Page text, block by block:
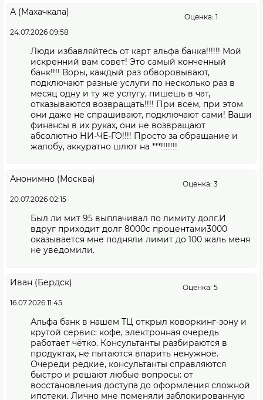
А (Махачкала)
Оценка: 1
24.07.2026 09:58
Люди избавляйтесь от карт альфа банка!!!!!! Мой
искренний вам совет! Это самый конченный
банк!!!! Воры, каждый раз обворовывают,
подключают разные услуги по несколько раз в
месяц одну и ту же услугу, пишешь в чат,
отказываются возвращать!!!! При всем, при этом
они даже не спрашивают, подключают сами! Ваши
финансы в их руках, они не возвращают
абсолютно НИ-ЧЕ-ГО!!!! Просто за обращание и
жалобу, аккуратно шлют на ***!!!!!!!
Анонимно (Москва)
Оценка: 3
20.07.2026 02:15
Был ли мит 95 выплачивал по лимиту долг.И
вдруг приходит долг 8000с процентами3000
оказывается мне подняли лимит до 100 жаль меня
не уведомили.
Иван (Бердск)
Оценка: 5
16.07.2026 11:45
Альфа банк в нашем ТЦ открыл коворкинг-зону и
крутой сервис: кофе, электронная очередь
работает чётко. Консультанты разбираются в
продуктах, не пытаются впарить ненужное.
Очереди редкие, консультанты справляются
быстро и решают любые вопросы: от
восстановления доступа до оформления сложной
ипотеки. Лично мне поменяли заблокированную